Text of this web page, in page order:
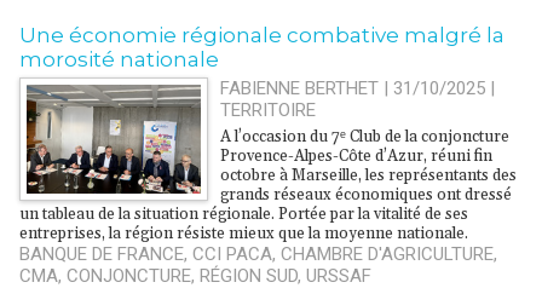
Une économie régionale combative malgré la
morosité nationale
FABIENNE BERTHET | 31/10/2025 |
TERRITOIRE
A l’occasion du 7ᵉ Club de la conjoncture
Provence-Alpes-Côte d’Azur, réuni fin
octobre à Marseille, les représentants des
grands réseaux économiques ont dressé
un tableau de la situation régionale. Portée par la vitalité de ses
entreprises, la région résiste mieux que la moyenne nationale.
BANQUE DE FRANCE, CCI PACA, CHAMBRE D'AGRICULTURE,
CMA, CONJONCTURE, RÉGION SUD, URSSAF